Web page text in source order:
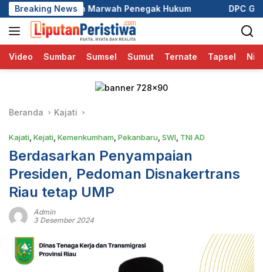
Langsung
ke
konten
Breaking News
Penegak Hukum DPC GRIB Jaya Pekanbaru
Video Sumbar Sumsel Sumut Ternate Tapsel
Beranda Kajati
Kajati Kejati Kemenkumham Pekanbaru SWI TNI AD
Berdasarkan Penyampaian
Presiden, Pedoman Disnakertrans
Riau tetap UMP
Admin
3 Desember 2024